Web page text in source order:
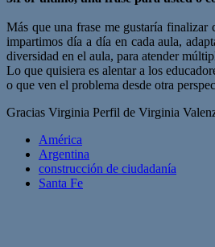
Más que una frase me gustaría finalizar
impartimos día a día en cada aula,
diversidad en el aula, para atender
Lo que quisiera es alentar a los
o que ven el problema desde otra
Gracias Virginia Perfil de Virginia
América
Argentina
construcción de ciudadanía
Santa Fe